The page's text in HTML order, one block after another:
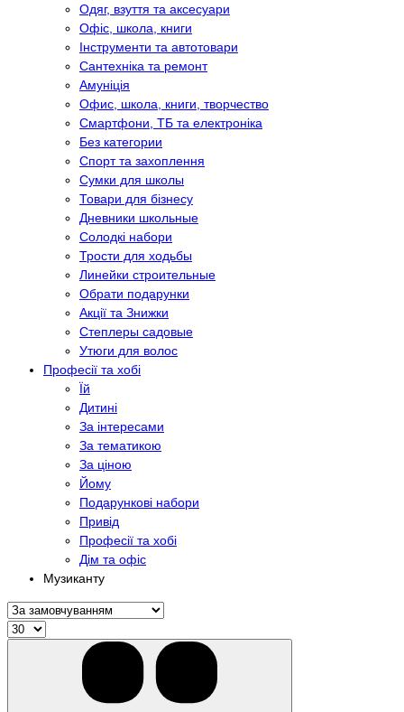
Одяг, взуття та аксесуари
Офіс, школа, книги
Інструменти та автотовари
Сантехніка та ремонт
Амуніція
Офис, школа, книги, творчество
Смартфони, ТБ та електроніка
Без категории
Спорт та захоплення
Сумки для школы
Товари для бізнесу
Дневники школьные
Солодкі набори
Трости для ходьбы
Линейки строительные
Обрати подарунки
Акції та Знижки
Степлеры садовые
Утюги для волос
Професії та хобі
Їй
Дитині
За інтересами
За тематикою
За ціною
Йому
Подарункові набори
Привід
Професії та хобі
Дім та офіс
Музиканту